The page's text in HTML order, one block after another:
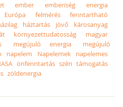
ember emberiség
energia
Európa felmérés
fenntartható
háztartás jövő
károsanyag
környezettudatosság
magyar
megújuló energia
megújuló
napelem Napelemek
napelemes
önfenntartás szén támogatás
zöldenergia